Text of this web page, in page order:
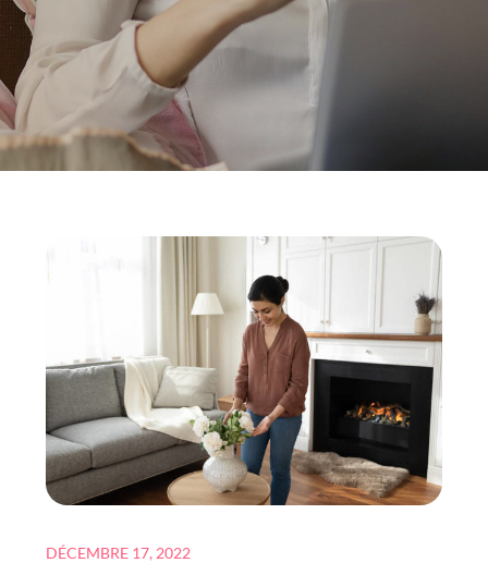
Posted
DÉCEMBRE 17, 2022